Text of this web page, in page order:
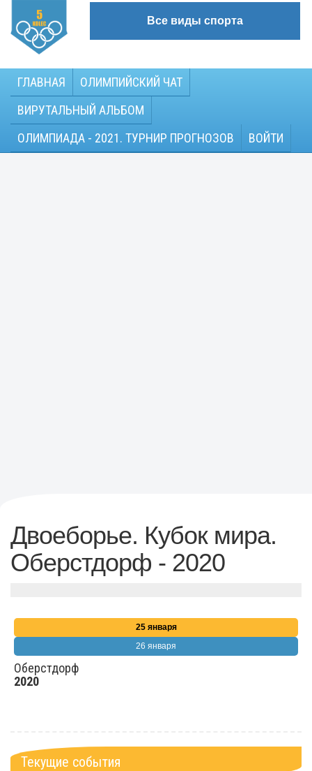
Все виды спорта
ГЛАВНАЯ
ОЛИМПИЙСКИЙ ЧАТ
ВИРУТАЛЬНЫЙ АЛЬБОМ
ОЛИМПИАДА - 2021. ТУРНИР ПРОГНОЗОВ
ВОЙТИ
Двоеборье. Кубок мира.
Оберстдорф - 2020
25 января
26 января
Оберстдорф
2020
Текущие события